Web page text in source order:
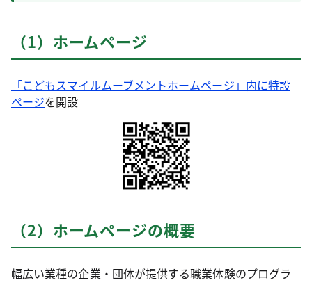
（1）ホームページ
「こどもスマイルムーブメントホームページ」内に特設
ページを開設
（2）ホームページの概要
幅広い業種の企業・団体が提供する職業体験のプログラ